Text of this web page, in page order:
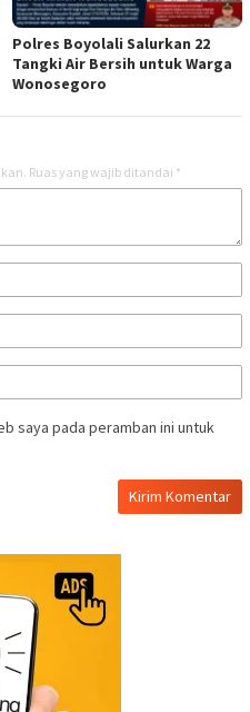
Polres Boyolali Salurkan 22
Tangki Air Bersih untuk Warga
Wonosegoro
Ruas yang wajib ditandai *
saya pada peramban ini untuk